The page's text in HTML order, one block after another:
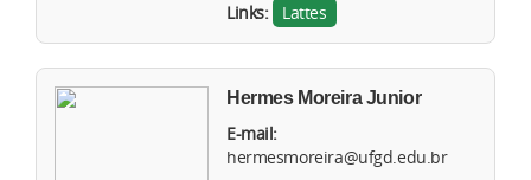
Links:
Lattes
Hermes Moreira Junior
E-mail:
hermesmoreira@ufgd.edu.br